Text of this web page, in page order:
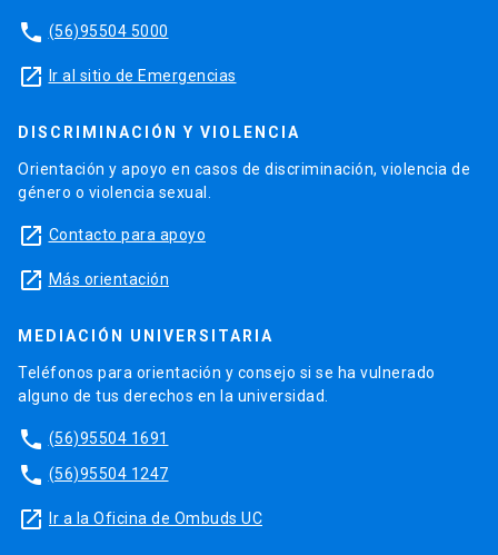
phone (56)95504 5000
launch Ir al sitio de Emergencias
DISCRIMINACIÓN Y VIOLENCIA
Orientación y apoyo en casos de discriminación, violencia de
género o violencia sexual.
launch Contacto para apoyo
launch Más orientación
MEDIACIÓN UNIVERSITARIA
Teléfonos para orientación y consejo si se ha vulnerado
alguno de tus derechos en la universidad.
phone (56)95504 1691
phone (56)95504 1247
launch Ir a la Oficina de Ombuds UC